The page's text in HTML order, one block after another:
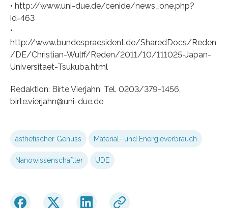
• http://www.uni-due.de/cenide/news_one.php?
id=463
•
http://www.bundespraesident.de/SharedDocs/Reden
/DE/Christian-Wulff/Reden/2011/10/111025-Japan-
Universitaet-Tsukuba.html
Redaktion: Birte Vierjahn, Tel. 0203/379-1456,
birte.vierjahn@uni-due.de
ästhetischer Genuss Material- und Energieverbrauch
Nanowissenschaftler UDE